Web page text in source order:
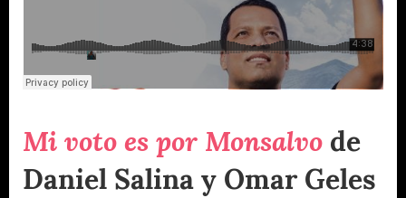
Mi voto es por Monsalvo de
Daniel Salina y Omar Geles